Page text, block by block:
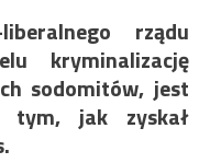
rządu
kryminalizację
sodomitów, jest
tym, jak zyskał